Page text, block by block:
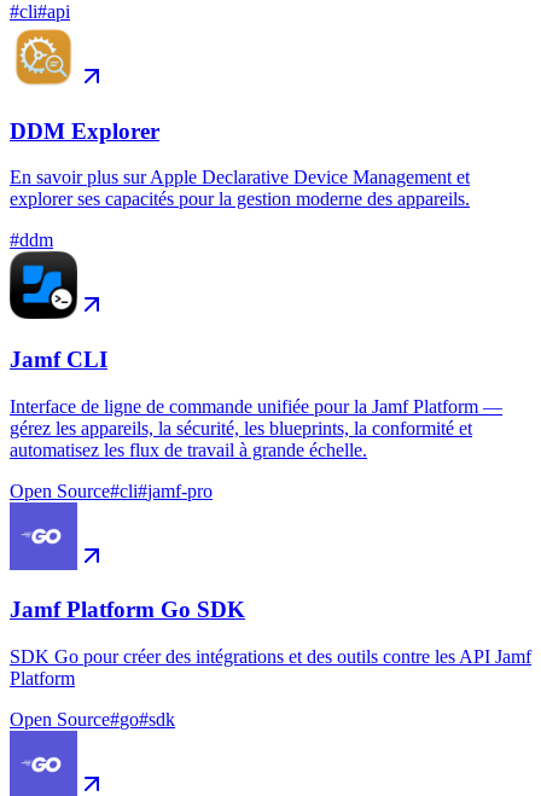
#cli#api
DDM Explorer
En savoir plus sur Apple Declarative Device Management et
explorer ses capacités pour la gestion moderne des appareils.
#ddm
Jamf CLI
Interface de ligne de commande unifiée pour la Jamf Platform —
gérez les appareils, la sécurité, les blueprints, la conformité et
automatisez les flux de travail à grande échelle.
Open Source#cli#jamf-pro
Jamf Platform Go SDK
SDK Go pour créer des intégrations et des outils contre les API Jamf
Platform
Open Source#go#sdk